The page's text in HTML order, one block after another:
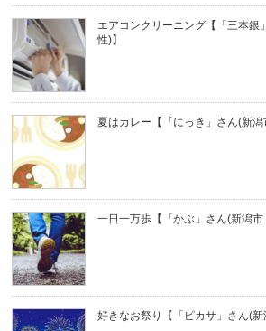
エアコンクリーニング【「三本銀
性)】
夏はカレー【「にっき」さん(新潟
一日一万歩【「かぶ」さん(新潟市
好きなお祭り【「ピカサ」さん(新